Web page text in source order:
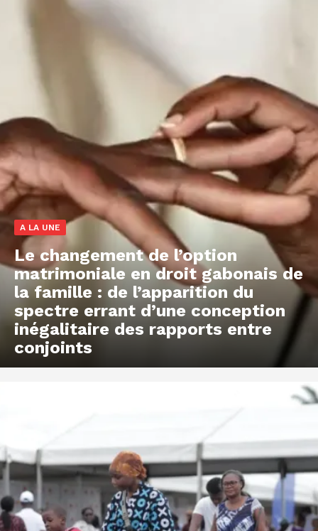
A LA UNE
Le changement de l’option
matrimoniale en droit gabonais de
la famille : de l’apparition du
spectre errant d’une conception
inégalitaire des rapports entre
conjoints